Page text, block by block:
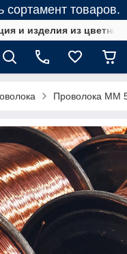
сортамент товаров.
и изделия из
Проволока ММ